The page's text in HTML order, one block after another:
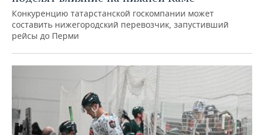
Конкуренцию татарстанской госкомпании может
составить нижегородский перевозчик, запустивший
рейсы до Перми